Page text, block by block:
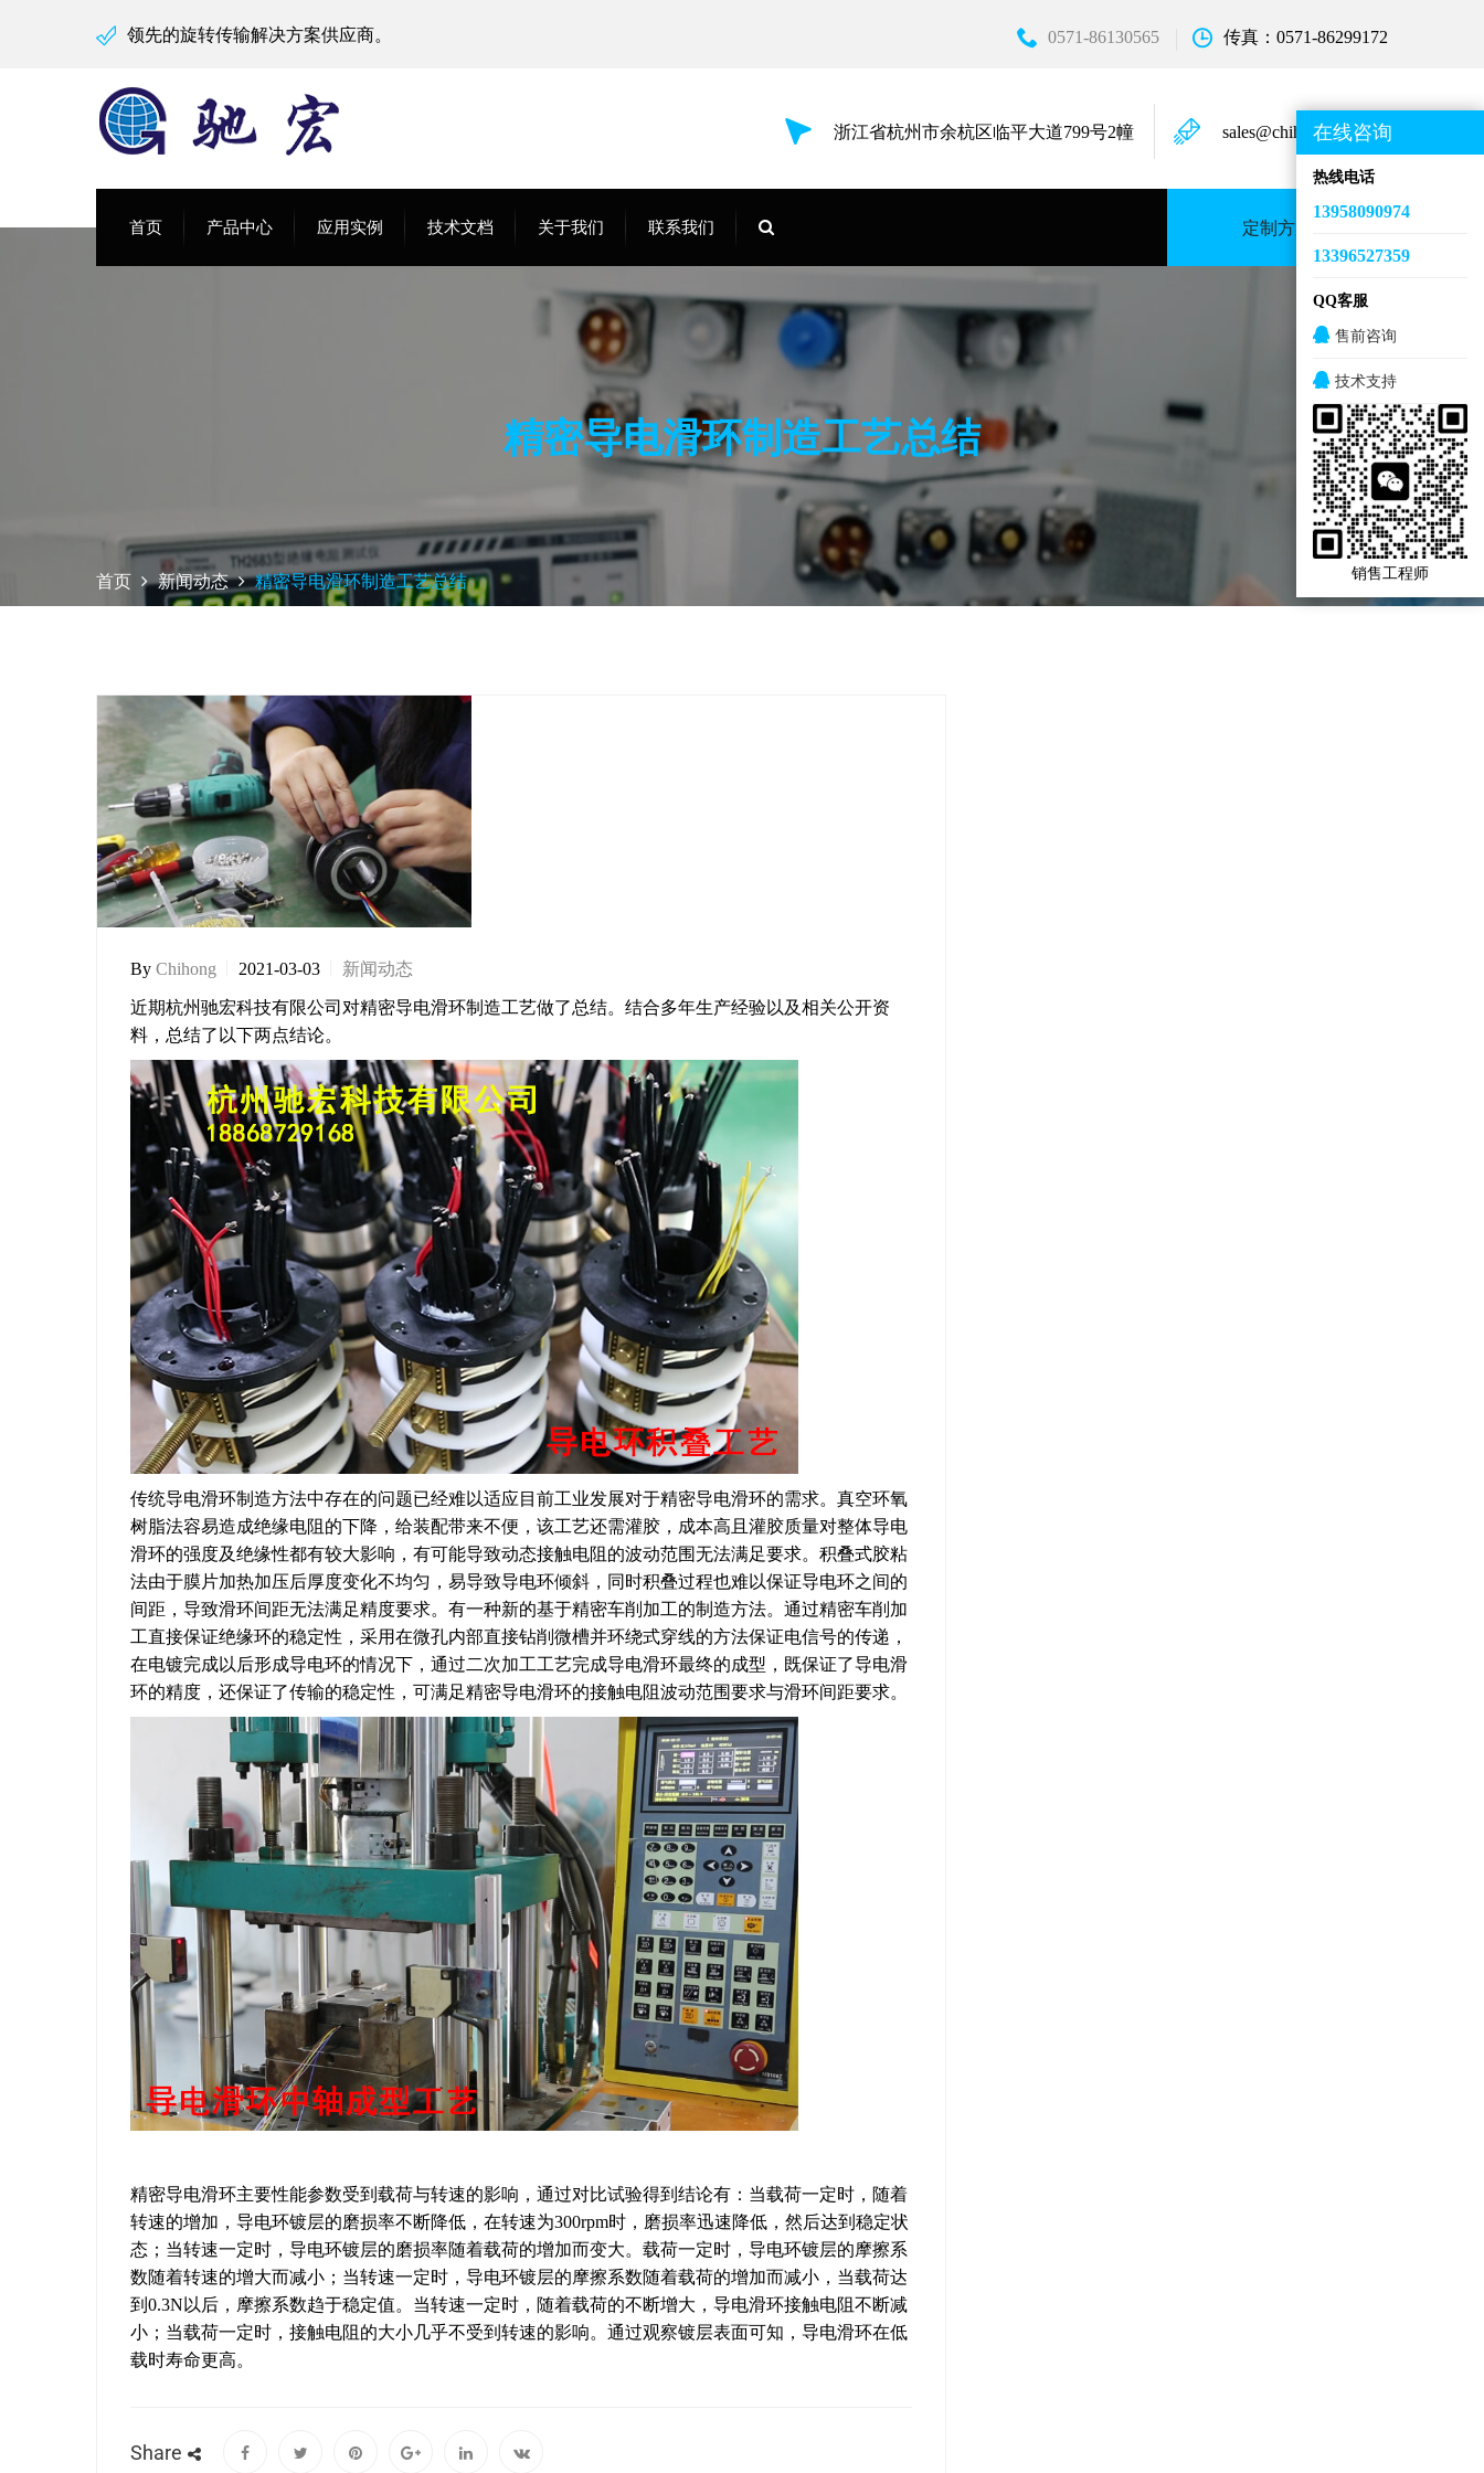
领先的旋转传输解决方案供应商。 0571-86130565 传真：0571-86299172
sales@chihongkeji.com
浙江省杭州市余杭区临平大道799号2幢
首页 产品中心 应用实例 技术文档 关于我们 联系我们 定制方案
精密导电滑环制造工艺总结
首页 新闻动态 精密导电滑环制造工艺总结
By Chihong 2021-03-03 新闻动态
近期杭州驰宏科技有限公司对精密导电滑环制造工艺做了总结。结合多年生产经验以及相关公开资
料，总结了以下两点结论。
传统导电滑环制造方法中存在的问题已经难以适应目前工业发展对于精密导电滑环的需求。真空环氧
树脂法容易造成绝缘电阻的下降，给装配带来不便，该工艺还需灌胶，成本高且灌胶质量对整体导电
滑环的强度及绝缘性都有较大影响，有可能导致动态接触电阻的波动范围无法满足要求。积叠式胶粘
法由于膜片加热加压后厚度变化不均匀，易导致导电环倾斜，同时积叠过程也难以保证导电环之间的
间距，导致滑环间距无法满足精度要求。有一种新的基于精密车削加工的制造方法。通过精密车削加
工直接保证绝缘环的稳定性，采用在微孔内部直接钻削微槽并环绕式穿线的方法保证电信号的传递，
在电镀完成以后形成导电环的情况下，通过二次加工工艺完成导电滑环最终的成型，既保证了导电滑
环的精度，还保证了传输的稳定性，可满足精密导电滑环的接触电阻波动范围要求与滑环间距要求。
精密导电滑环主要性能参数受到载荷与转速的影响，通过对比试验得到结论有：当载荷一定时，随着
转速的增加，导电环镀层的磨损率不断降低，在转速为300rpm时，磨损率迅速降低，然后达到稳定状
态；当转速一定时，导电环镀层的磨损率随着载荷的增加而变大。载荷一定时，导电环镀层的摩擦系
数随着转速的增大而减小；当转速一定时，导电环镀层的摩擦系数随着载荷的增加而减小，当载荷达
到0.3N以后，摩擦系数趋于稳定值。当转速一定时，随着载荷的不断增大，导电滑环接触电阻不断减
小；当载荷一定时，接触电阻的大小几乎不受到转速的影响。通过观察镀层表面可知，导电滑环在低
载时寿命更高。
Share
在线咨询
热线电话
13958090974
13396527359
QQ客服
售前咨询
技术支持
销售工程师